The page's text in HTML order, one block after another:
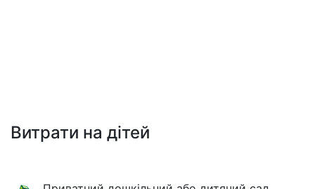
Витрати на дітей